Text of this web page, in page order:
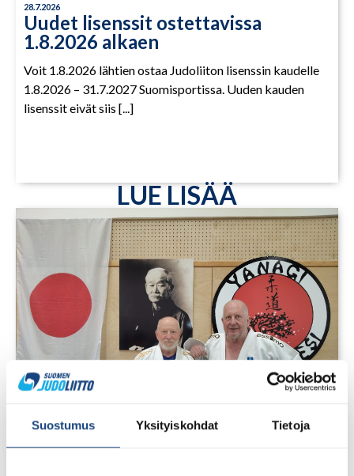
Suostumus Yksityiskohdat Tietoja
28.7.2026
Uudet lisenssit ostettavissa
1.8.2026 alkaen
Voit 1.8.2026 lähtien ostaa Judoliiton lisenssin kaudelle
1.8.2026 – 31.7.2027 Suomisportissa. Uuden kauden
lisenssit eivät siis [...]
LUE LISÄÄ